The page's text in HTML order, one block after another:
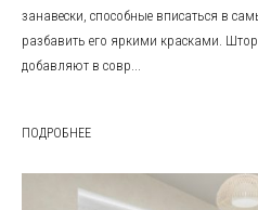
занавески, способные вписаться в
разбавить его яркими красками.
добавляют в совр...
ПОДРОБНЕЕ